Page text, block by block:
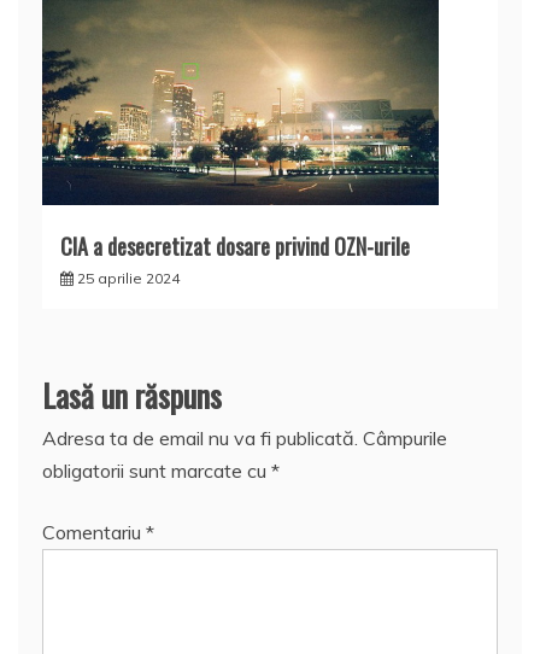
CIA a desecretizat dosare privind OZN-urile
25 aprilie 2024
Lasă un răspuns
Adresa ta de email nu va fi publicată. Câmpurile
obligatorii sunt marcate cu *
Comentariu *